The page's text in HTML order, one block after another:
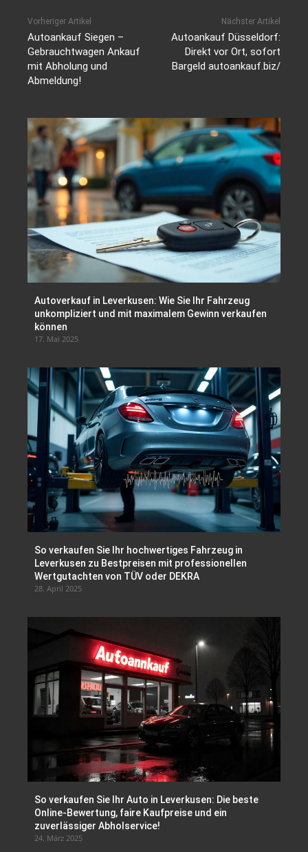
Vorheriger Artikel
Autoankauf Siegen –
Gebrauchtwagen Ankauf
mit Abholung und
Abmeldung!
Nächster Artikel
Autoankauf Düsseldorf:
Direkt vor Ort, sofort
Bargeld autoankauf.biz/
Autoverkauf in Leverkusen: Wie Sie Ihr Fahrzeug
unkompliziert und mit maximalem Gewinn verkaufen
können
17. Mai 2025
So verkaufen Sie Ihr hochwertiges Fahrzeug in
Leverkusen zu Bestpreisen mit professionellen
Wertgutachten von TÜV oder DEKRA
28. April 2025
So verkaufen Sie Ihr Auto in Leverkusen: Die beste
Online-Bewertung, faire Kaufpreise und ein
zuverlässiger Abholservice!
24. März 2025